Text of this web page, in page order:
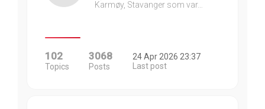
Karmøy, Stavanger som var…
102
Topics
3068
Posts
24 Apr 2026 23:37
Last post